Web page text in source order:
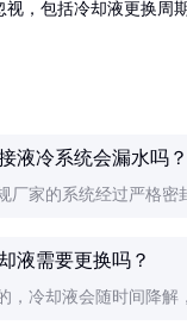
，包括冷却液更换周
液冷系统会漏水吗？
厂家的系统经过严格密
液需要更换吗？
，冷却液会随时间降解